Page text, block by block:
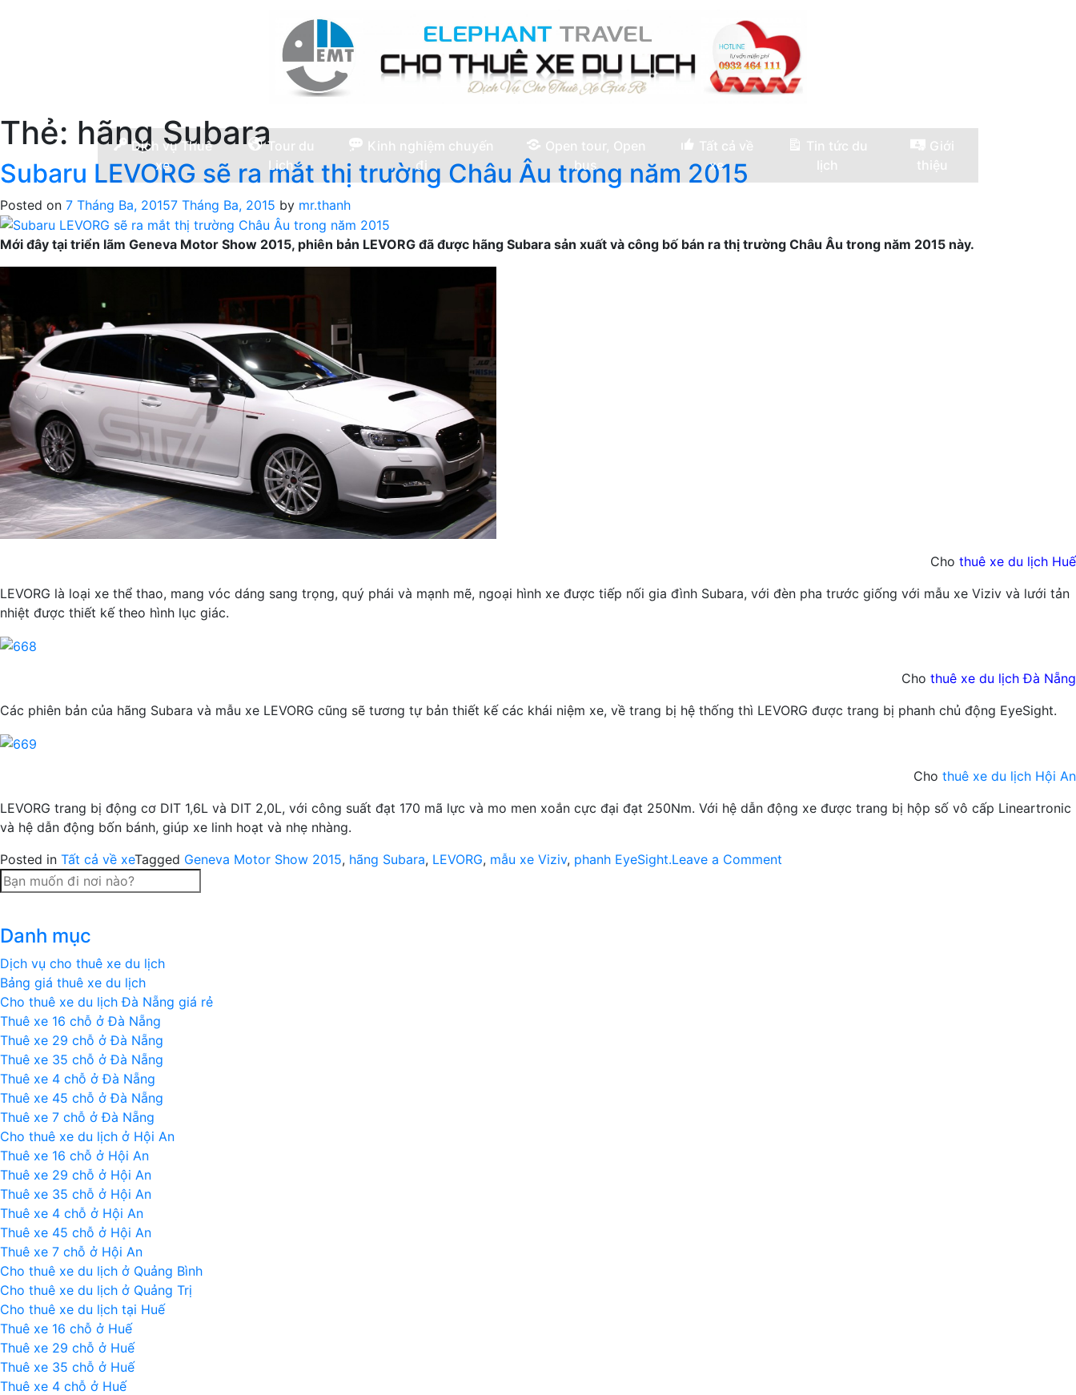
Dịch vụ Thuê
xe
Tour du
Lịch
Kinh nghiệm chuyến
đi
Open tour, Open
bus
Tất cả về
xe
Tin tức du
lịch
Giới
thiệu
Thẻ: hãng Subara
Subaru LEVORG sẽ ra mắt thị trường Châu Âu trong năm 2015
Posted on 7 Tháng Ba, 20157 Tháng Ba, 2015 by mr.thanh
Mới đây tại triển lãm Geneva Motor Show 2015, phiên bản LEVORG đã được hãng Subara sản xuất và công bố bán ra thị trường Châu Âu trong năm 2015 này.
Cho thuê xe du lịch Huế
LEVORG là loại xe thể thao, mang vóc dáng sang trọng, quý phái và mạnh mẽ, ngoại hình xe được tiếp nối gia đình Subara, với đèn pha trước giống với mẫu xe Viziv và lưới tản
nhiệt được thiết kế theo hình lục giác.
Cho thuê xe du lịch Đà Nẵng
Các phiên bản của hãng Subara và mẫu xe LEVORG cũng sẽ tương tự bản thiết kế các khái niệm xe, về trang bị hệ thống thì LEVORG được trang bị phanh chủ động EyeSight.
Cho thuê xe du lịch Hội An
LEVORG trang bị động cơ DIT 1,6L và DIT 2,0L, với công suất đạt 170 mã lực và mo men xoắn cực đại đạt 250Nm. Với hệ dẫn động xe được trang bị hộp số vô cấp Lineartronic
và hệ dẫn động bốn bánh, giúp xe linh hoạt và nhẹ nhàng.
Posted in Tất cả về xeTagged Geneva Motor Show 2015, hãng Subara, LEVORG, mẫu xe Viziv, phanh EyeSight.Leave a Comment
Danh mục
Dịch vụ cho thuê xe du lịch
Bảng giá thuê xe du lịch
Cho thuê xe du lịch Đà Nẵng giá rẻ
Thuê xe 16 chỗ ở Đà Nẵng
Thuê xe 29 chỗ ở Đà Nẵng
Thuê xe 35 chỗ ở Đà Nẵng
Thuê xe 4 chỗ ở Đà Nẵng
Thuê xe 45 chỗ ở Đà Nẵng
Thuê xe 7 chỗ ở Đà Nẵng
Cho thuê xe du lịch ở Hội An
Thuê xe 16 chỗ ở Hội An
Thuê xe 29 chỗ ở Hội An
Thuê xe 35 chỗ ở Hội An
Thuê xe 4 chỗ ở Hội An
Thuê xe 45 chỗ ở Hội An
Thuê xe 7 chỗ ở Hội An
Cho thuê xe du lịch ở Quảng Bình
Cho thuê xe du lịch ở Quảng Trị
Cho thuê xe du lịch tại Huế
Thuê xe 16 chỗ ở Huế
Thuê xe 29 chỗ ở Huế
Thuê xe 35 chỗ ở Huế
Thuê xe 4 chỗ ở Huế